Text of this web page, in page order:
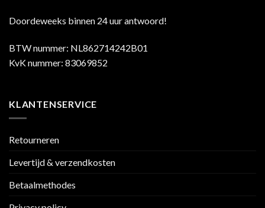
Doordeweeks binnen 24 uur antwoord!
BTW nummer: NL862714242B01
KvK nummer: 83069852
KLANTENSERVICE
Retourneren
Levertijd & verzendkosten
Betaalmethodes